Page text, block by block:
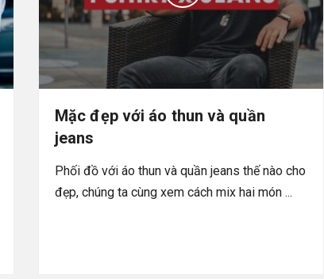
Mặc đẹp với áo thun và quần
jeans
Phối đồ với áo thun và quần jeans thế nào cho
đẹp, chúng ta cùng xem cách mix hai món ...